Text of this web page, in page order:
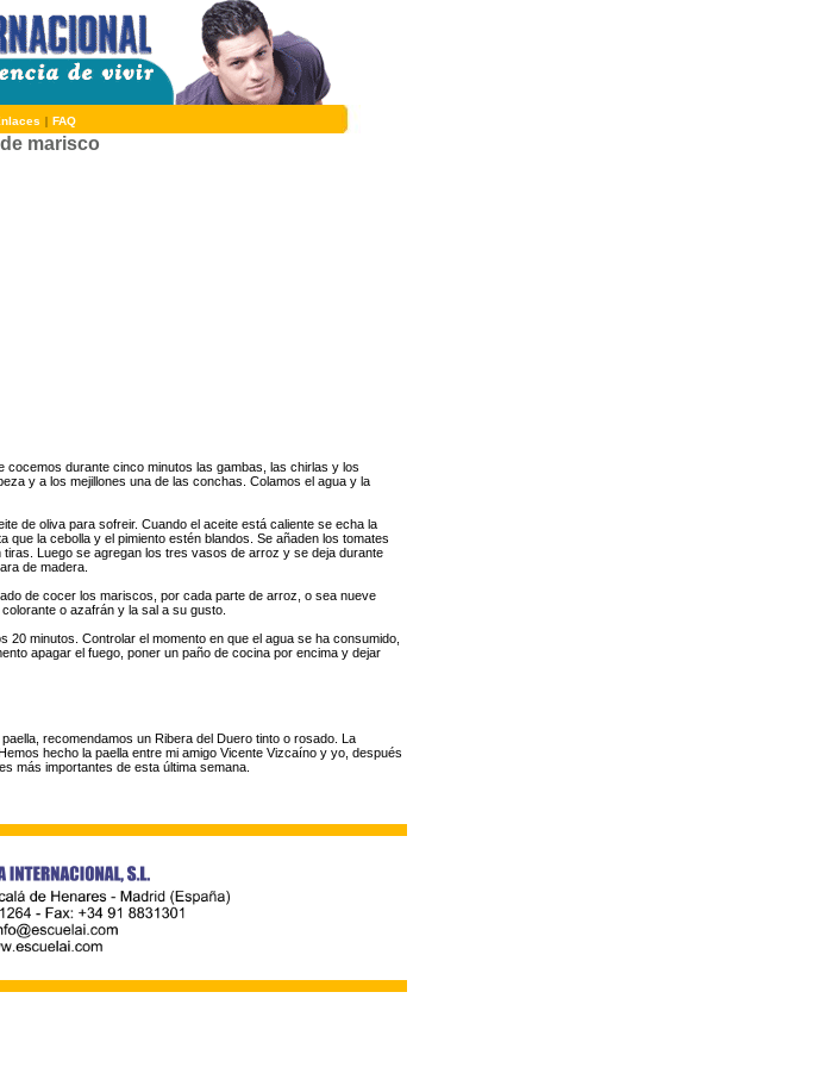
| FAQ
marisco
durante cinco minutos las gambas, las chirlas y los
y a los mejillones una de las conchas. Colamos el agua y la
de oliva para sofreir. Cuando el aceite está caliente se echa la
la cebolla y el pimiento estén blandos. Se añaden los tomates
Luego se agregan los tres vasos de arroz y se deja durante
de madera.
de cocer los mariscos, por cada parte de arroz, o sea nueve
o azafrán y la sal a su gusto.
minutos. Controlar el momento en que el agua se ha consumido,
apagar el fuego, poner un paño de cocina por encima y dejar
recomendamos un Ribera del Duero tinto o rosado. La
hecho la paella entre mi amigo Vicente Vizcaíno y yo, después
más importantes de esta última semana.